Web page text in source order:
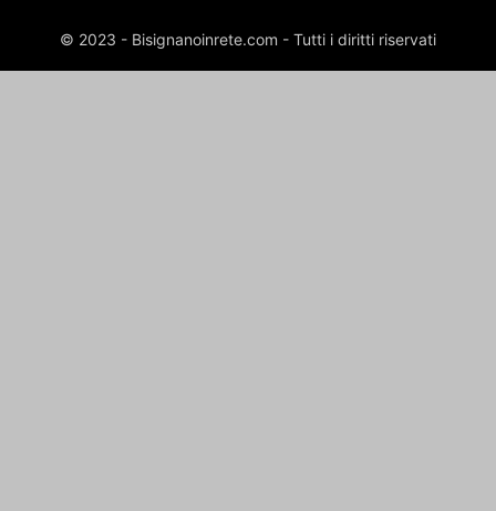
© 2023 - Bisignanoinrete.com - Tutti i diritti riservati